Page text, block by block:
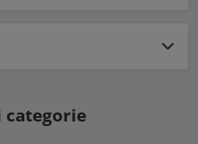
categorie